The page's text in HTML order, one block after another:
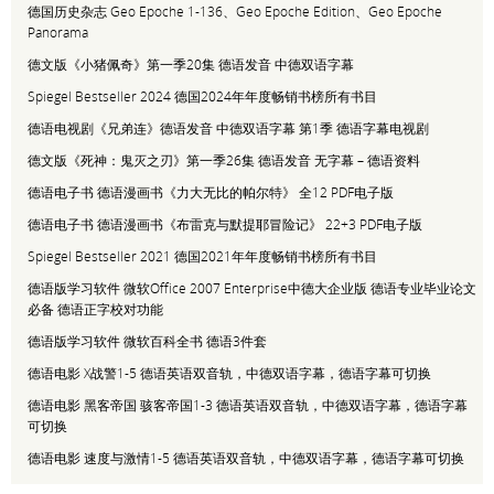
德国历史杂志 Geo Epoche 1-136、Geo Epoche Edition、Geo Epoche
Panorama
德文版《小猪佩奇》第一季20集 德语发音 中德双语字幕
Spiegel Bestseller 2024 德国2024年年度畅销书榜所有书目
德语电视剧《兄弟连》德语发音 中德双语字幕 第1季 德语字幕电视剧
德文版《死神：鬼灭之刃》第一季26集 德语发音 无字幕 – 德语资料
德语电子书 德语漫画书《力大无比的帕尔特》 全12 PDF电子版
德语电子书 德语漫画书《布雷克与默提耶冒险记》 22+3 PDF电子版
Spiegel Bestseller 2021 德国2021年年度畅销书榜所有书目
德语版学习软件 微软Office 2007 Enterprise中德大企业版 德语专业毕业论文
必备 德语正字校对功能
德语版学习软件 微软百科全书 德语3件套
德语电影 X战警1-5 德语英语双音轨，中德双语字幕，德语字幕可切换
德语电影 黑客帝国 骇客帝国1-3 德语英语双音轨，中德双语字幕，德语字幕
可切换
德语电影 速度与激情1-5 德语英语双音轨，中德双语字幕，德语字幕可切换